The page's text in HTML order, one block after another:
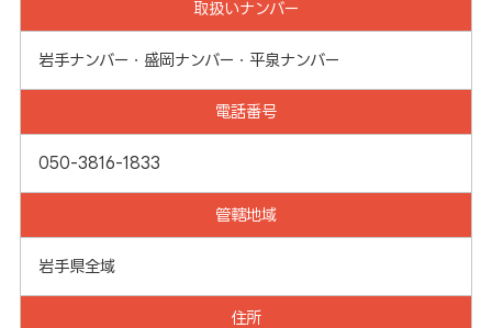
取扱いナンバー
岩手ナンバー・盛岡ナンバー・平泉ナンバー
電話番号
050-3816-1833
管轄地域
岩手県全域
住所